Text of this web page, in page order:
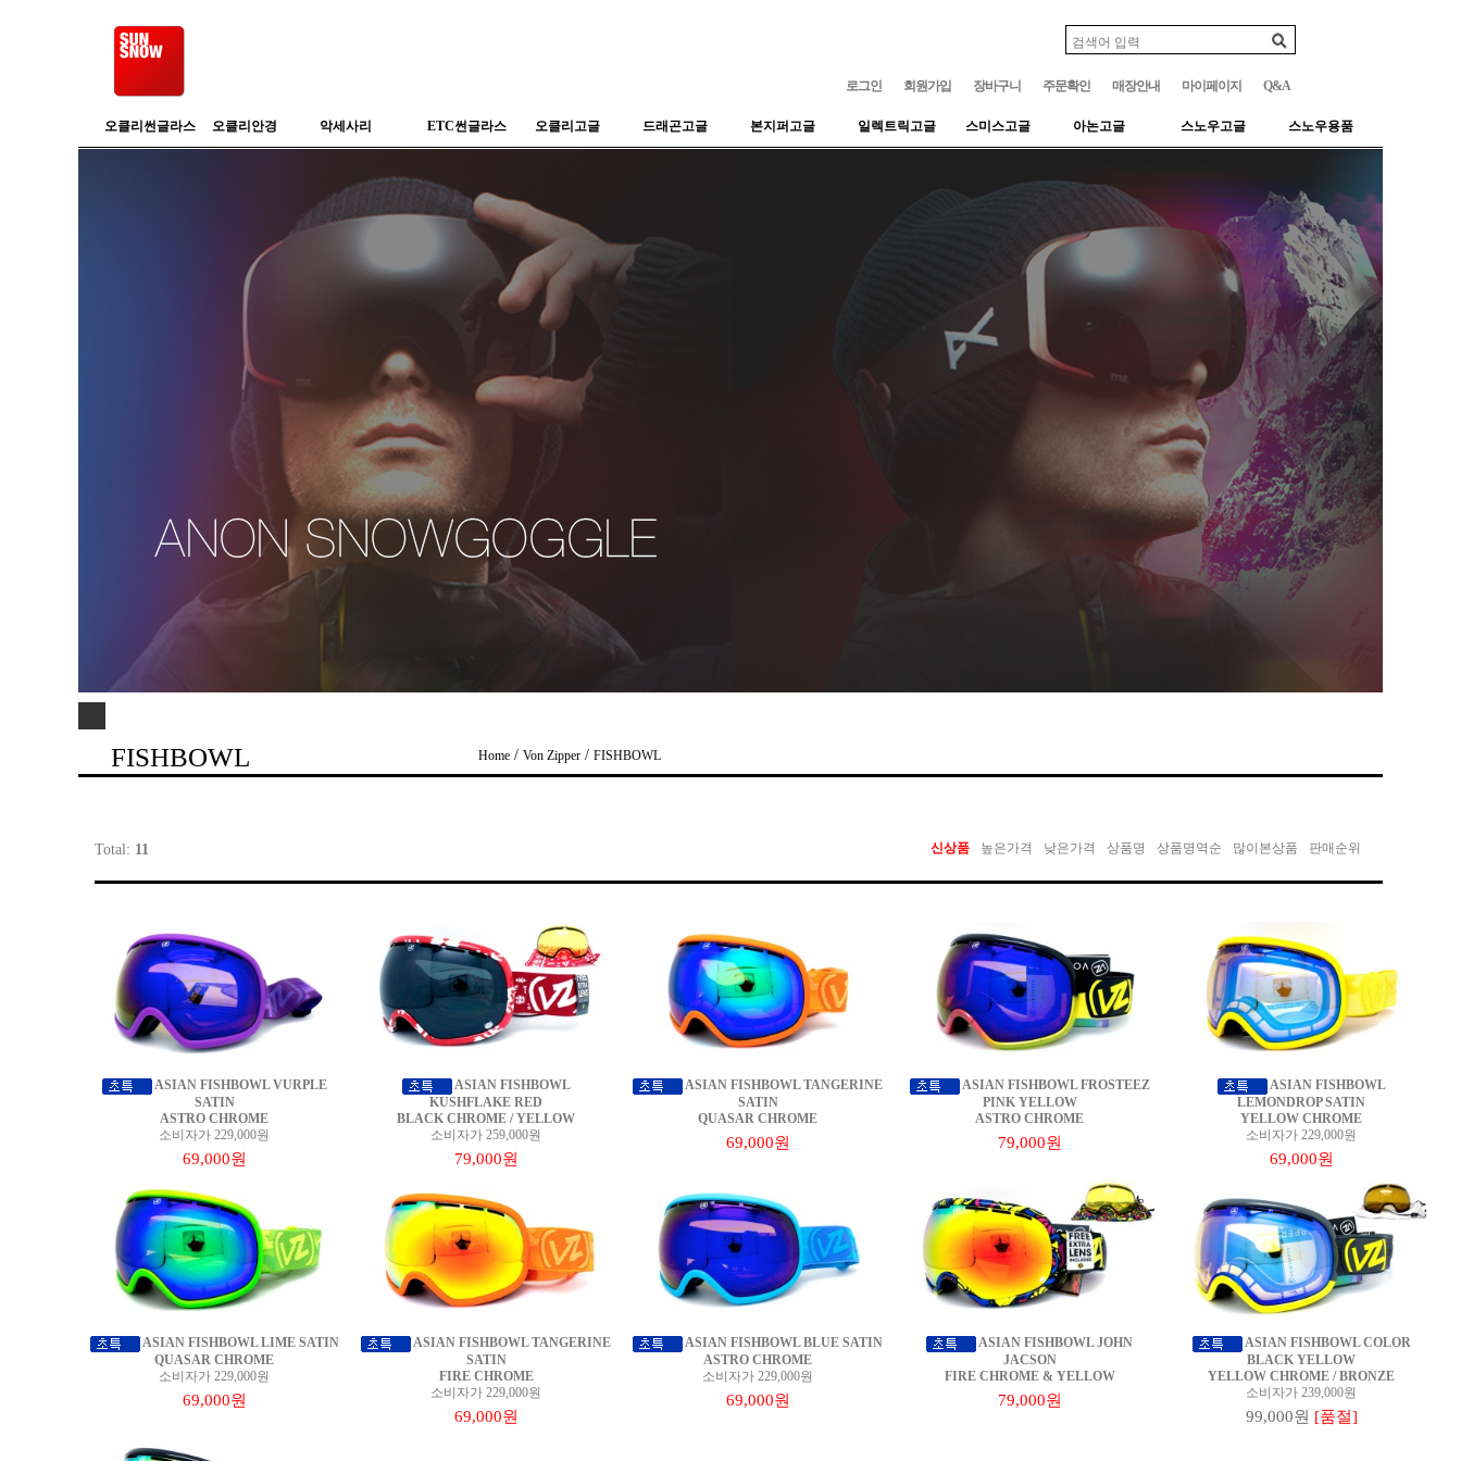
로그인 회원가입 장바구니 주문확인 매장안내 마이페이지 Q&A
오클리썬글라스 오클리안경 악세사리 ETC썬글라스 오클리고글 드래곤고글 본지퍼고글 일렉트릭고글 스미스고글 아논고글 스노우고글 스노우용품
FISHBOWL Home / Von Zipper / FISHBOWL
Total: 11 신상품 높은가격 낮은가격 상품명 상품명역순 많이본상품 판매순위
ASIAN FISHBOWL VURPLE
SATIN
ASTRO CHROME
소비자가 229,000원
69,000원
ASIAN FISHBOWL
KUSHFLAKE RED
BLACK CHROME / YELLOW
소비자가 259,000원
79,000원
ASIAN FISHBOWL TANGERINE
SATIN
QUASAR CHROME
69,000원
ASIAN FISHBOWL FROSTEEZ
PINK YELLOW
ASTRO CHROME
79,000원
ASIAN FISHBOWL
LEMONDROP SATIN
YELLOW CHROME
소비자가 229,000원
69,000원
ASIAN FISHBOWL LIME SATIN
QUASAR CHROME
소비자가 229,000원
69,000원
ASIAN FISHBOWL TANGERINE
SATIN
FIRE CHROME
소비자가 229,000원
69,000원
ASIAN FISHBOWL BLUE SATIN
ASTRO CHROME
소비자가 229,000원
69,000원
ASIAN FISHBOWL JOHN
JACSON
FIRE CHROME & YELLOW
79,000원
ASIAN FISHBOWL COLOR
BLACK YELLOW
YELLOW CHROME / BRONZE
소비자가 239,000원
99,000원 [품절]